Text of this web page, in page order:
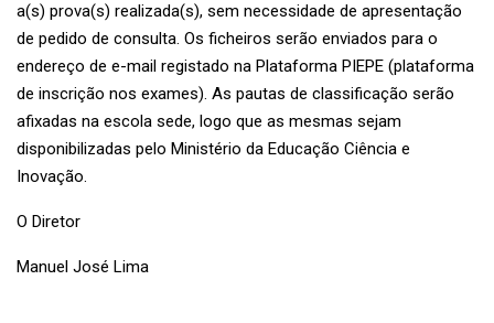
a(s) prova(s) realizada(s), sem necessidade de apresentação
de pedido de consulta. Os ficheiros serão enviados para o
endereço de e-mail registado na Plataforma PIEPE (plataforma
de inscrição nos exames). As pautas de classificação serão
afixadas na escola sede, logo que as mesmas sejam
disponibilizadas pelo Ministério da Educação Ciência e
Inovação.
O Diretor
Manuel José Lima